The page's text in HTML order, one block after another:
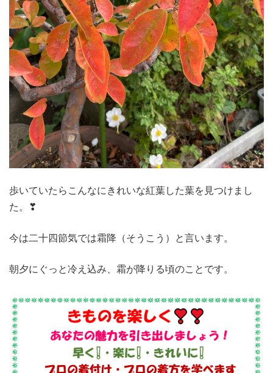
歩いていたらこんなにきれいな紅葉した葉を見つけまし
た。❣
今は二十四節気では霜降（そうこう）と言います。
朝夕にぐっと冷え込み、霜が降りる頃のことです。